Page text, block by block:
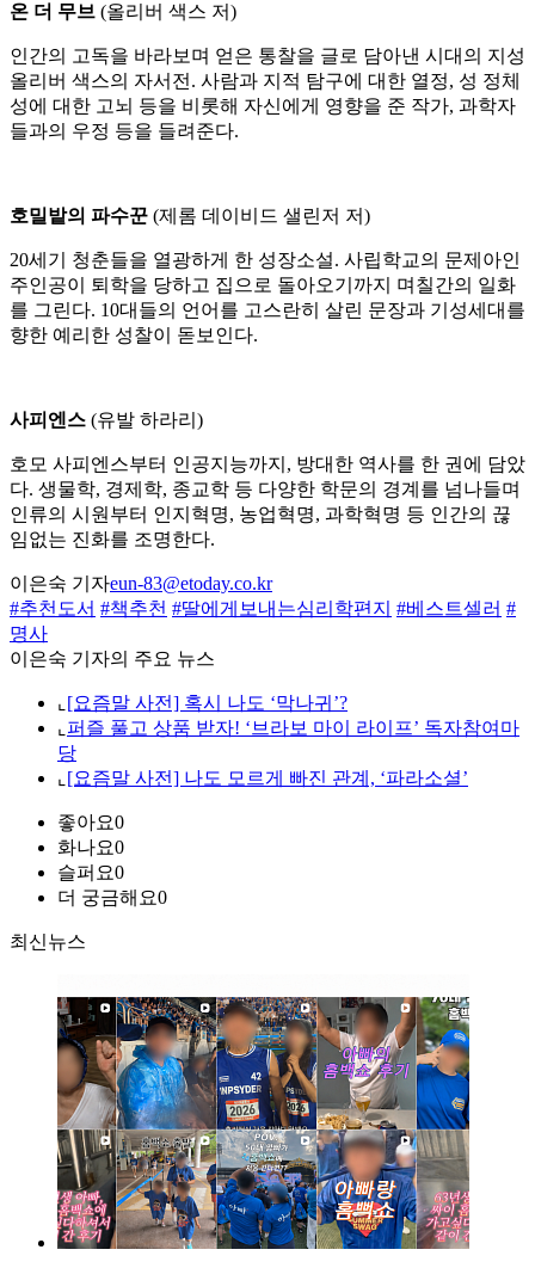
온 더 무브 (올리버 색스 저)
인간의 고독을 바라보며 얻은 통찰을 글로 담아낸 시대의 지성
올리버 색스의 자서전. 사람과 지적 탐구에 대한 열정, 성 정체
성에 대한 고뇌 등을 비롯해 자신에게 영향을 준 작가, 과학자
들과의 우정 등을 들려준다.
호밀밭의 파수꾼 (제롬 데이비드 샐린저 저)
20세기 청춘들을 열광하게 한 성장소설. 사립학교의 문제아인
주인공이 퇴학을 당하고 집으로 돌아오기까지 며칠간의 일화
를 그린다. 10대들의 언어를 고스란히 살린 문장과 기성세대를
향한 예리한 성찰이 돋보인다.
사피엔스 (유발 하라리)
호모 사피엔스부터 인공지능까지, 방대한 역사를 한 권에 담았
다. 생물학, 경제학, 종교학 등 다양한 학문의 경계를 넘나들며
인류의 시원부터 인지혁명, 농업혁명, 과학혁명 등 인간의 끊
임없는 진화를 조명한다.
이은숙 기자eun-83@etoday.co.kr
#추천도서 #책추천 #딸에게보내는심리학편지 #베스트셀러 #
명사
이은숙 기자의 주요 뉴스
⌞ [요즘말 사전] 혹시 나도 ‘막나귀’?
⌞ 퍼즐 풀고 상품 받자! ‘브라보 마이 라이프’ 독자참여마
당
⌞ [요즘말 사전] 나도 모르게 빠진 관계, ‘파라소셜’
좋아요0
화나요0
슬퍼요0
더 궁금해요0
최신뉴스